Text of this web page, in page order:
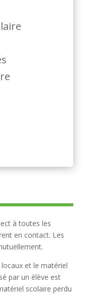
à toutes les
en contact. Les
et le matériel
par un élève est
scolaire perdu